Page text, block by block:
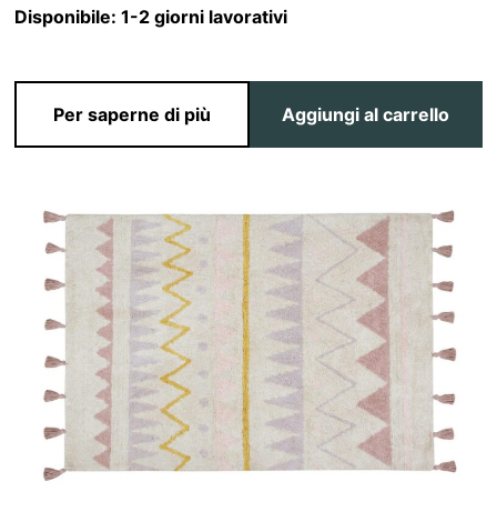
Disponibile:1-2 giorni lavorativi
Per saperne di più Aggiungi al carrello